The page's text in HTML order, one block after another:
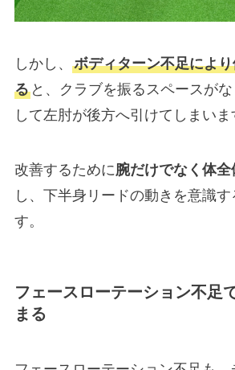
しかし、 ボディターン不足によ
ると、クラブを振るスペースが
して左肘が後方へ引けてしまいま
改善するために腕だけでなく体
し、下半身リードの動きを意識
す。
フェースローテーション不足
まる